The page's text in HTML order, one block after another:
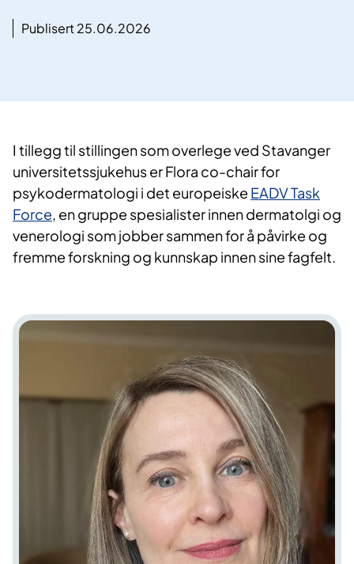
Publisert 25.06.2026
I tillegg til stillingen som overlege ved Stavanger
universitetssjukehus er Flora co-chair for
psykodermatologi i det europeiske EADV Task
Force, en gruppe spesialister innen dermatolgi og
venerologi som jobber sammen for å påvirke og
fremme forskning og kunnskap innen sine fagfelt.